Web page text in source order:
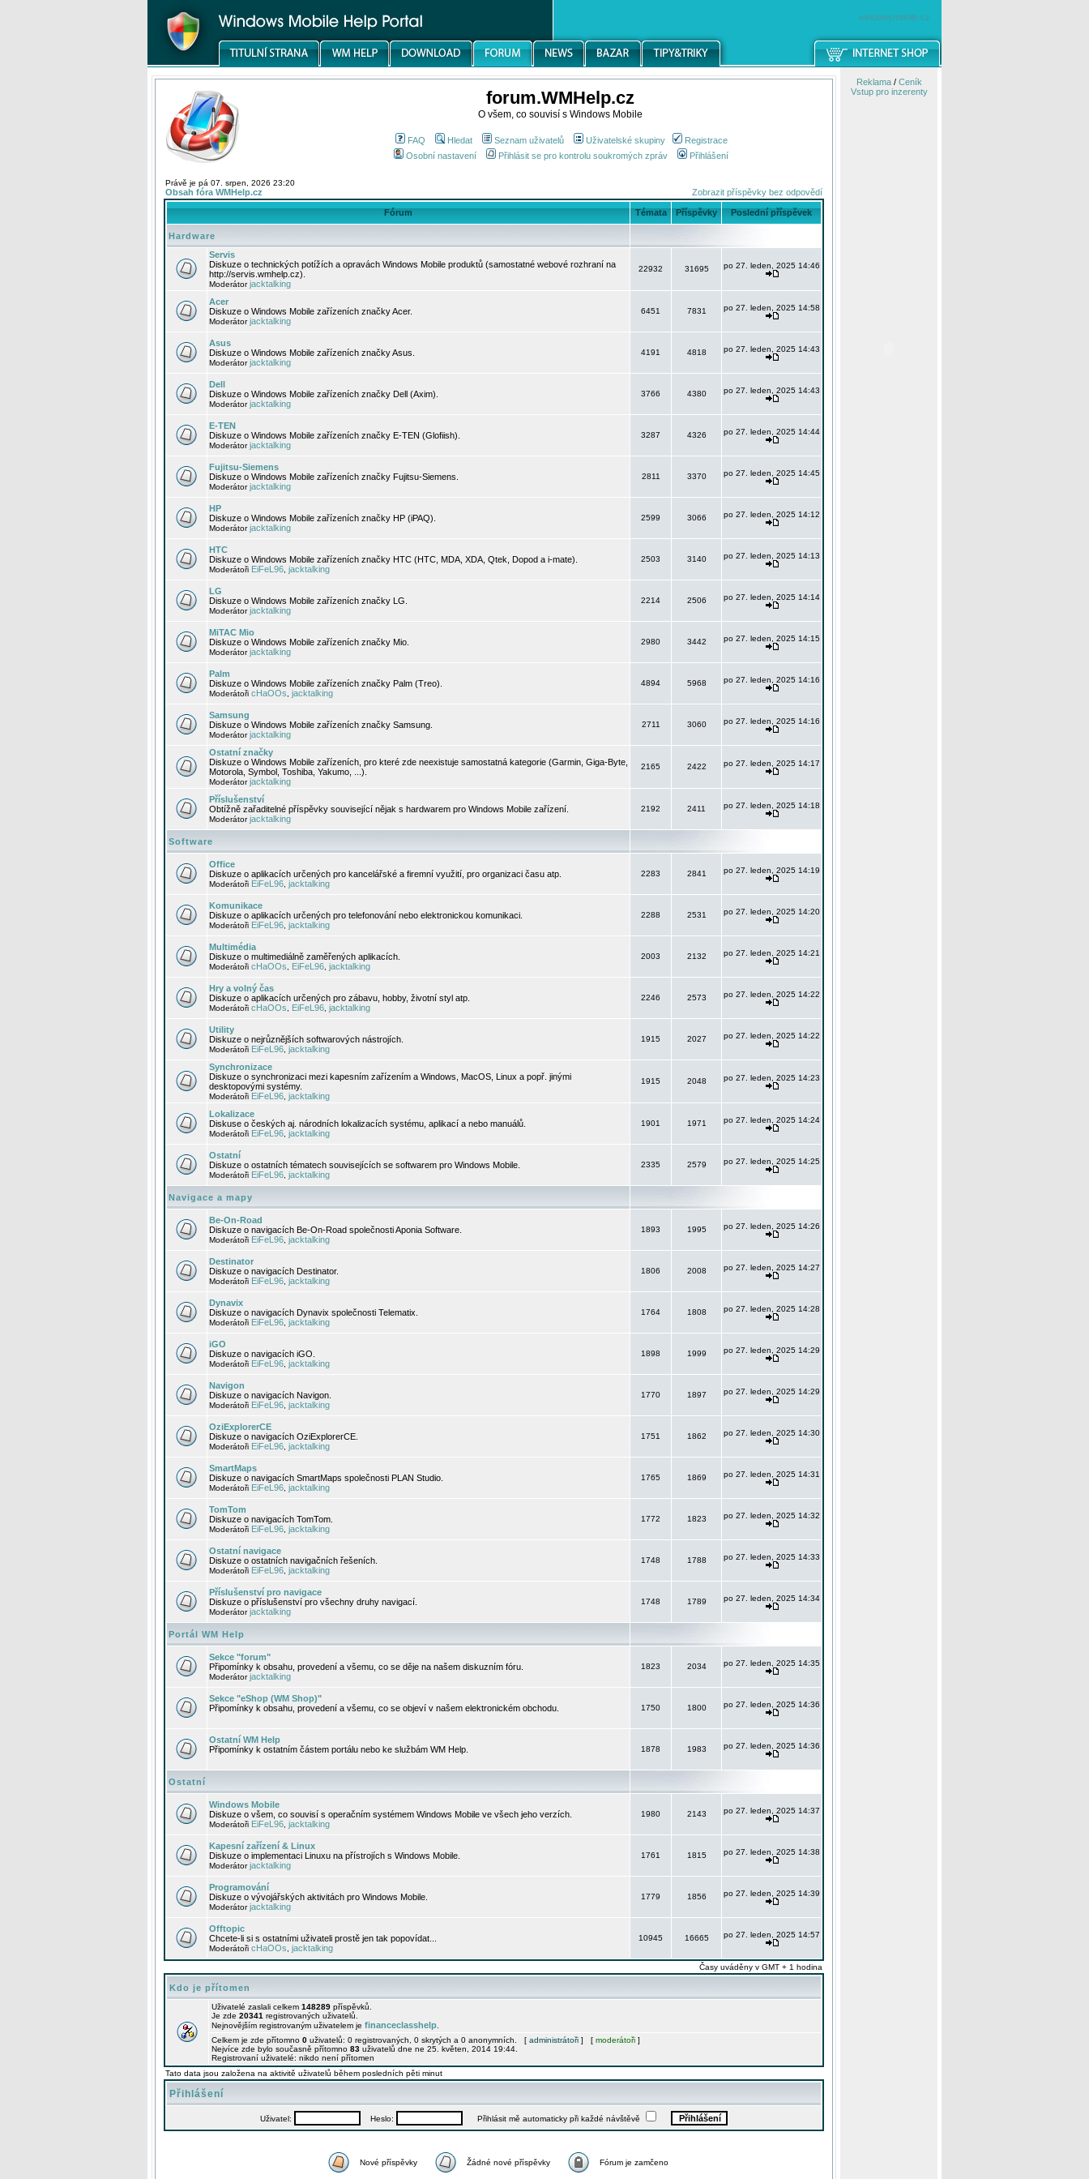
windowsmobile.cz
forum.WMHelp.cz
O všem, co souvisí s Windows Mobile
FAQ Hledat Seznam uživatelů Uživatelské skupiny
Registrace
Osobní nastavení
Přihlásit se pro kontrolu soukromých zpráv Přihlášení
Právě je pá 07. srpen, 2026 23:20
Obsah fóra WMHelp.cz Zobrazit příspěvky bez odpovědí
Fórum Témata Příspěvky Poslední příspěvek
Hardware
Servis
Diskuze o technických potížích a opravách Windows Mobile produktů (samostatné webové rozhraní na
http://servis.wmhelp.cz).
Moderátorjacktalking
22932 31695 po 27. leden, 2025 14:46
Acer
Diskuze o Windows Mobile zařízeních značky Acer.
Moderátorjacktalking
6451 7831 po 27. leden, 2025 14:58
Asus
Diskuze o Windows Mobile zařízeních značky Asus.
Moderátorjacktalking
4191 4818 po 27. leden, 2025 14:43
Dell
Diskuze o Windows Mobile zařízeních značky Dell (Axim).
Moderátorjacktalking
3766 4380 po 27. leden, 2025 14:43
E-TEN
Diskuze o Windows Mobile zařízeních značky E-TEN (Glofiish).
Moderátorjacktalking
3287 4326 po 27. leden, 2025 14:44
Fujitsu-Siemens
Diskuze o Windows Mobile zařízeních značky Fujitsu-Siemens.
Moderátorjacktalking
2811 3370 po 27. leden, 2025 14:45
HP
Diskuze o Windows Mobile zařízeních značky HP (iPAQ).
Moderátorjacktalking
2599 3066 po 27. leden, 2025 14:12
HTC
Diskuze o Windows Mobile zařízeních značky HTC (HTC, MDA, XDA, Qtek, Dopod a i-mate).
Moderátoři EiFeL96 jacktalking
2503 3140 po 27. leden, 2025 14:13
LG
Diskuze o Windows Mobile zařízeních značky LG.
Moderátorjacktalking
2214 2506 po 27. leden, 2025 14:14
MiTAC Mio
Diskuze o Windows Mobile zařízeních značky Mio.
Moderátorjacktalking
2980 3442 po 27. leden, 2025 14:15
Palm
Diskuze o Windows Mobile zařízeních značky Palm (Treo).
Moderátoři cHaOOs jacktalking
4894 5968 po 27. leden, 2025 14:16
Samsung
Diskuze o Windows Mobile zařízeních značky Samsung.
Moderátorjacktalking
2711 3060 po 27. leden, 2025 14:16
Ostatní značky
Diskuze o Windows Mobile zařízeních, pro které zde neexistuje samostatná kategorie (Garmin, Giga-Byte,
Motorola, Symbol, Toshiba, Yakumo, ...).
Moderátorjacktalking
2165 2422 po 27. leden, 2025 14:17
Příslušenství
Obtížně zařaditelné příspěvky související nějak s hardwarem pro Windows Mobile zařízení.
Moderátorjacktalking
2192 2411 po 27. leden, 2025 14:18
Software
Office
Diskuze o aplikacích určených pro kancelářské a firemní využití, pro organizaci času atp.
Moderátoři EiFeL96 jacktalking
2283 2841 po 27. leden, 2025 14:19
Komunikace
Diskuze o aplikacích určených pro telefonování nebo elektronickou komunikaci.
Moderátoři EiFeL96 jacktalking
2288 2531 po 27. leden, 2025 14:20
Multimédia
Diskuze o multimediálně zaměřených aplikacích.
Moderátoři cHaOOs EiFeL96 jacktalking
2003 2132 po 27. leden, 2025 14:21
Hry a volný čas
Diskuze o aplikacích určených pro zábavu, hobby, životní styl atp.
Moderátoři cHaOOs EiFeL96 jacktalking
2246 2573 po 27. leden, 2025 14:22
Utility
Diskuze o nejrůznějších softwarových nástrojích.
Moderátoři EiFeL96 jacktalking
1915 2027 po 27. leden, 2025 14:22
Synchronizace
Diskuze o synchronizaci mezi kapesním zařízením a Windows, MacOS, Linux a popř. jinými
desktopovými systémy.
Moderátoři EiFeL96 jacktalking
1915 2048 po 27. leden, 2025 14:23
Lokalizace
Diskuse o českých aj. národních lokalizacích systému, aplikací a nebo manuálů.
Moderátoři EiFeL96 jacktalking
1901 1971 po 27. leden, 2025 14:24
Ostatní
Diskuze o ostatních tématech souvisejících se softwarem pro Windows Mobile.
Moderátoři EiFeL96 jacktalking
2335 2579 po 27. leden, 2025 14:25
Navigace a mapy
Be-On-Road
Diskuze o navigacích Be-On-Road společnosti Aponia Software.
Moderátoři EiFeL96 jacktalking
1893 1995 po 27. leden, 2025 14:26
Destinator
Diskuze o navigacích Destinator.
Moderátoři EiFeL96 jacktalking
1806 2008 po 27. leden, 2025 14:27
Dynavix
Diskuze o navigacích Dynavix společnosti Telematix.
Moderátoři EiFeL96 jacktalking
1764 1808 po 27. leden, 2025 14:28
iGO
Diskuze o navigacích iGO.
Moderátoři EiFeL96 jacktalking
1898 1999 po 27. leden, 2025 14:29
Navigon
Diskuze o navigacích Navigon.
Moderátoři EiFeL96 jacktalking
1770 1897 po 27. leden, 2025 14:29
OziExplorerCE
Diskuze o navigacích OziExplorerCE.
Moderátoři EiFeL96 jacktalking
1751 1862 po 27. leden, 2025 14:30
SmartMaps
Diskuze o navigacích SmartMaps společnosti PLAN Studio.
Moderátoři EiFeL96 jacktalking
1765 1869 po 27. leden, 2025 14:31
TomTom
Diskuze o navigacích TomTom.
Moderátoři EiFeL96 jacktalking
1772 1823 po 27. leden, 2025 14:32
Ostatní navigace
Diskuze o ostatních navigačních řešeních.
Moderátoři EiFeL96 jacktalking
1748 1788 po 27. leden, 2025 14:33
Příslušenství pro navigace
Diskuze o příslušenství pro všechny druhy navigací.
Moderátorjacktalking
1748 1789 po 27. leden, 2025 14:34
Portál WM Help
Sekce "forum"
Připomínky k obsahu, provedení a všemu, co se děje na našem diskuzním fóru.
Moderátorjacktalking
1823 2034 po 27. leden, 2025 14:35
Sekce "eShop (WM Shop)"
Připomínky k obsahu, provedení a všemu, co se objeví v našem elektronickém obchodu.
1750 1800 po 27. leden, 2025 14:36
Ostatní WM Help
Připomínky k ostatním částem portálu nebo ke službám WM Help.
1878 1983 po 27. leden, 2025 14:36
Ostatní
Windows Mobile
Diskuze o všem, co souvisí s operačním systémem Windows Mobile ve všech jeho verzích.
Moderátoři EiFeL96 jacktalking
1980 2143 po 27. leden, 2025 14:37
Kapesní zařízení & Linux
Diskuze o implementaci Linuxu na přístrojích s Windows Mobile.
Moderátorjacktalking
1761 1815 po 27. leden, 2025 14:38
Programování
Diskuze o vývojářských aktivitách pro Windows Mobile.
Moderátorjacktalking
1779 1856 po 27. leden, 2025 14:39
Offtopic
Chcete-li si s ostatními uživateli prostě jen tak popovídat...
Moderátoři cHaOOs jacktalking
10945 16665 po 27. leden, 2025 14:57
Časy uváděny v GMT + 1 hodina
Kdo je přítomen
Uživatelé zaslali celkem 148289 příspěvků.
Je zde 20341 registrovaných uživatelů.
Nejnovějším registrovaným uživatelem je financeclasshelp
Celkem je zde přítomno 0 uživatelů: 0 registrovaných, 0 skrytých a 0 anonymních. [ administrátoři ] [ moderátoři ]
Nejvíce zde bylo současně přítomno 83 uživatelů dne ne 25. květen, 2014 19:44.
Registrovaní uživatelé: nikdo není přítomen
Tato data jsou založena na aktivitě uživatelů během posledních pěti minut
Přihlášení
Uživatel: Heslo: Přihlásit mě automaticky při každé návštěvě
Nové příspěvky Žádné nové příspěvky Fórum je zamčeno
Reklama/ Ceník
Vstup pro inzerenty